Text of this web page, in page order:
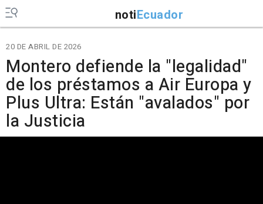
notiEcuador
20 DE ABRIL DE 2026
Montero defiende la "legalidad"
de los préstamos a Air Europa y
Plus Ultra: Están "avalados" por
la Justicia